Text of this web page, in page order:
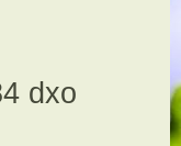
dxo